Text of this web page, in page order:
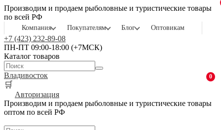
Производим и продаем рыболовные и туристические товары
по всей РФ
Компания Покупателям Блог Оптовикам
+7 (423) 232-89-08
ПН-ПТ 09:00-18:00 (+7МСК)
Каталог товаров
Владивосток
🛒
0
Авторизация
Производим и продаем рыболовные и туристические товары
оптом по всей РФ